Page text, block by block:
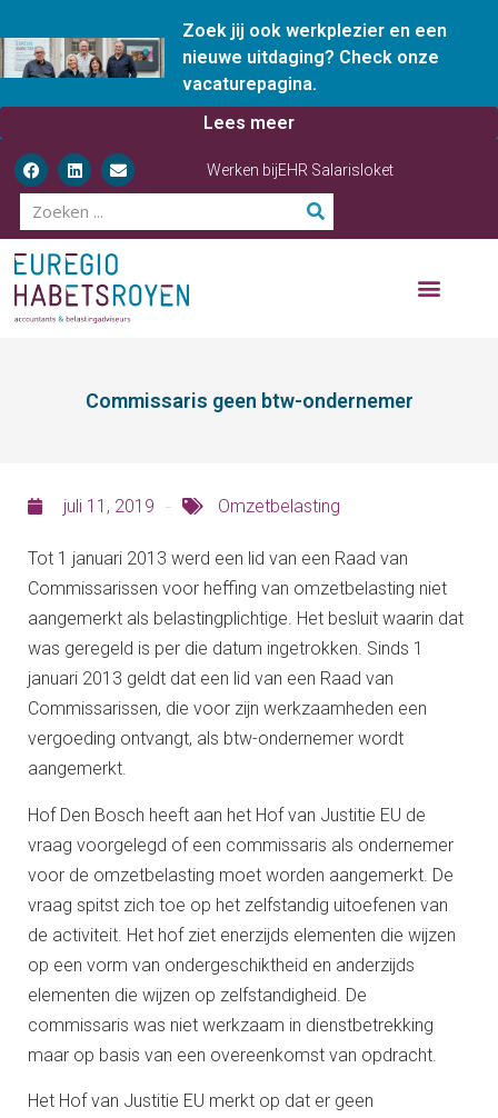
Zoek jij ook werkplezier en een
nieuwe uitdaging? Check onze
vacaturepagina.
Lees meer
Werken bijEHR Salarisloket
Commissaris geen btw-ondernemer
juli 11, 2019 Omzetbelasting
Tot 1 januari 2013 werd een lid van een Raad van
Commissarissen voor heffing van omzetbelasting niet
aangemerkt als belastingplichtige. Het besluit waarin dat
was geregeld is per die datum ingetrokken. Sinds 1
januari 2013 geldt dat een lid van een Raad van
Commissarissen, die voor zijn werkzaamheden een
vergoeding ontvangt, als btw-ondernemer wordt
aangemerkt.
Hof Den Bosch heeft aan het Hof van Justitie EU de
vraag voorgelegd of een commissaris als ondernemer
voor de omzetbelasting moet worden aangemerkt. De
vraag spitst zich toe op het zelfstandig uitoefenen van
de activiteit. Het hof ziet enerzijds elementen die wijzen
op een vorm van ondergeschiktheid en anderzijds
elementen die wijzen op zelfstandigheid. De
commissaris was niet werkzaam in dienstbetrekking
maar op basis van een overeenkomst van opdracht.
Het Hof van Justitie EU merkt op dat er geen